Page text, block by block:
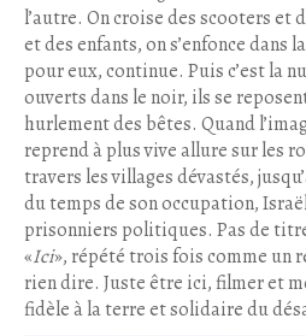
l’autre. On croise des scooters et
et des enfants, on s’enfonce dans
pour eux, continue. Puis c’est la
ouverts dans le noir, ils se
hurlement des bêtes. Quand
reprend à plus vive allure sur les
travers les villages dévastés,
du temps de son occupation,
prisonniers politiques. Pas de
«Ici», répété trois fois comme un
rien dire. Juste être ici, filmer et
fidèle à la terre et solidaire du